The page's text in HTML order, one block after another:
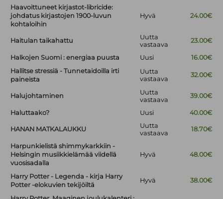
Haavoittuneet kirjastot-libricide:
johdatus kirjastojen 1900-luvun
kohtaloihin
Hyvä 24.00€
Haitulan taikahattu
Uutta
vastaava
23.00€
Halkojen Suomi : energiaa puusta Uusi
16.00€
Hallitse stressiä - Tunnetaidoilla irti
paineista
Uutta
vastaava
32.00€
Halujohtaminen
Uutta
vastaava
39.00€
Haluttaako? Uusi 40.00€
HANAN MATKALAUKKU
Uutta
vastaava
18.70€
Harpunkielistä shimmykarkkiin -
Helsingin musiikkielämää viidellä
vuosisadalla
Hyvä 48.00€
Harry Potter - Legenda - kirja Harry
Potter -elokuvien tekijöiltä
Hyvä 38.00€